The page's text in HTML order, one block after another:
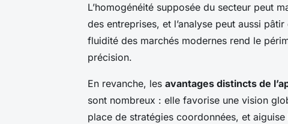
L’homogénéité supposée du secteur peut
des entreprises, et l’analyse peut aussi
fluidité des marchés modernes rend le
précision.
En revanche, les avantages distincts de
sont nombreux : elle favorise une vision
place de stratégies coordonnées, et